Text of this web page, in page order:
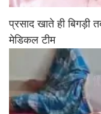
प्रसाद खाते ही बिगड़ी
मेडिकल टीम